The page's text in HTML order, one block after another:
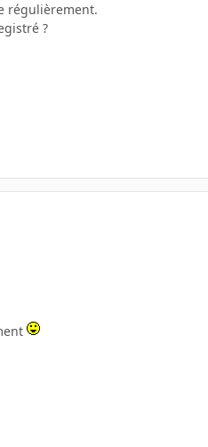
régulièrement.
?